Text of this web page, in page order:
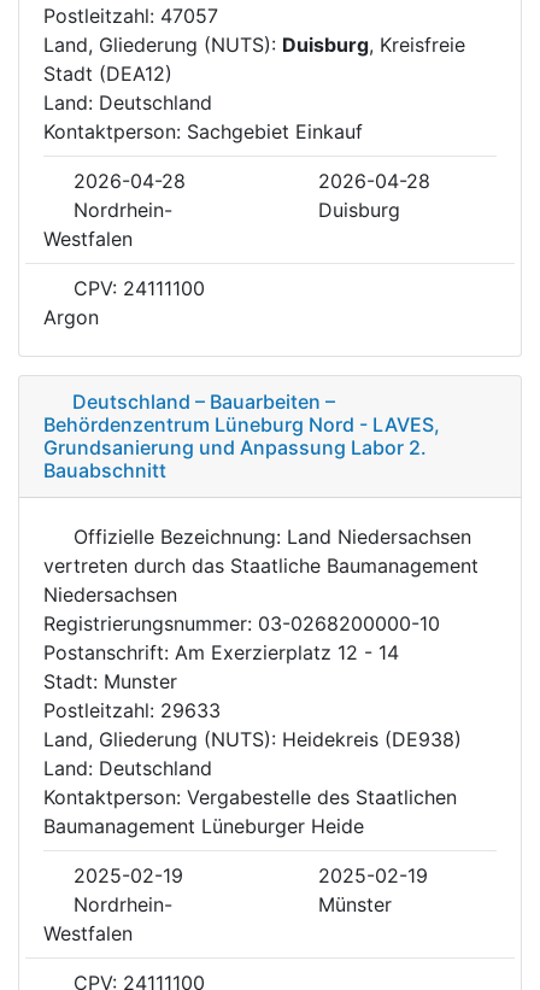
Postleitzahl: 47057
Land, Gliederung (NUTS): Duisburg, Kreisfreie
Stadt (DEA12)
Land: Deutschland
Kontaktperson: Sachgebiet Einkauf
2026-04-28
2026-04-28
Nordrhein-
Westfalen
Duisburg
CPV: 24111100
Argon
Deutschland – Bauarbeiten –
Behördenzentrum Lüneburg Nord - LAVES,
Grundsanierung und Anpassung Labor 2.
Bauabschnitt
Offizielle Bezeichnung: Land Niedersachsen
vertreten durch das Staatliche Baumanagement
Niedersachsen
Registrierungsnummer: 03-0268200000-10
Postanschrift: Am Exerzierplatz 12 - 14
Stadt: Munster
Postleitzahl: 29633
Land, Gliederung (NUTS): Heidekreis (DE938)
Land: Deutschland
Kontaktperson: Vergabestelle des Staatlichen
Baumanagement Lüneburger Heide
2025-02-19
2025-02-19
Nordrhein-
Westfalen
Münster
CPV: 24111100